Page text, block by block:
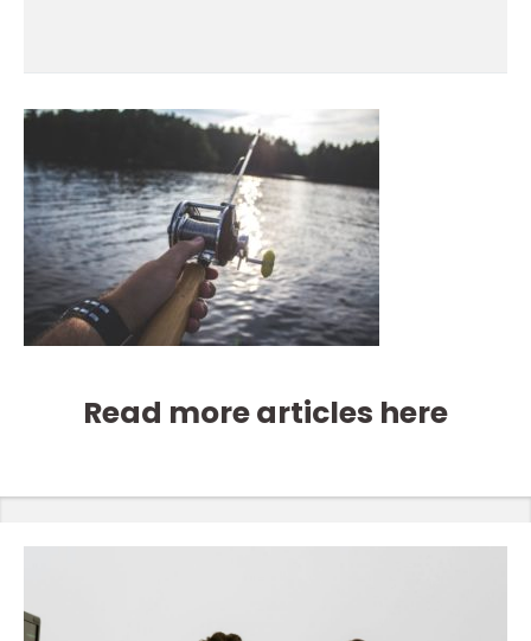
Read more articles here